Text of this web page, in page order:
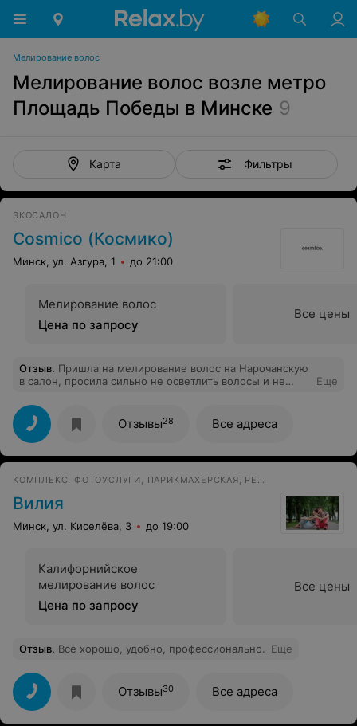
Мелирование волос
Мелирование волос возле метро
Площадь Победы в Минске 9
Карта Фильтры
ЭКОСАЛОН
Cosmico (Космико)
Минск, ул. Азгура, 1 до 21:00
Мелирование волос
Цена по запросу
Все цены
Отзыв. Пришла на мелирование волос на Нарочанскую
в салон, просила сильно не осветлить волосы и не
отваливается, пушиться. На выходе началось
вынюхивание масочек дорогих и всего прочего
Еще
Отзывы28 Все адреса
КОМПЛЕКС: ФОТОУСЛУГИ, ПАРИКМАХЕРСКАЯ, РЕМОНТ ОДЕЖДЫ
Вилия
Минск, ул. Киселёва, 3 до 19:00
Калифорнийское
мелирование волос
Цена по запросу
Все цены
Отзыв. Все хорошо, удобно, профессионально. Еще
Отзывы30 Все адреса